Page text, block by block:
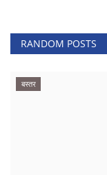
RANDOM POSTS
बस्तर